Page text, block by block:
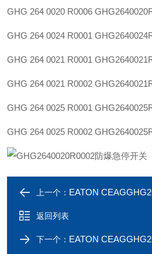
GHG 264 0020 R0006
GHG 264 0024 R0001
GHG 264 0021 R0001
GHG 264 0021 R0002
GHG 264 0025 R0001
GHG 264 0025 R0002
上一个： EATON
返回列表
下一个： EATON